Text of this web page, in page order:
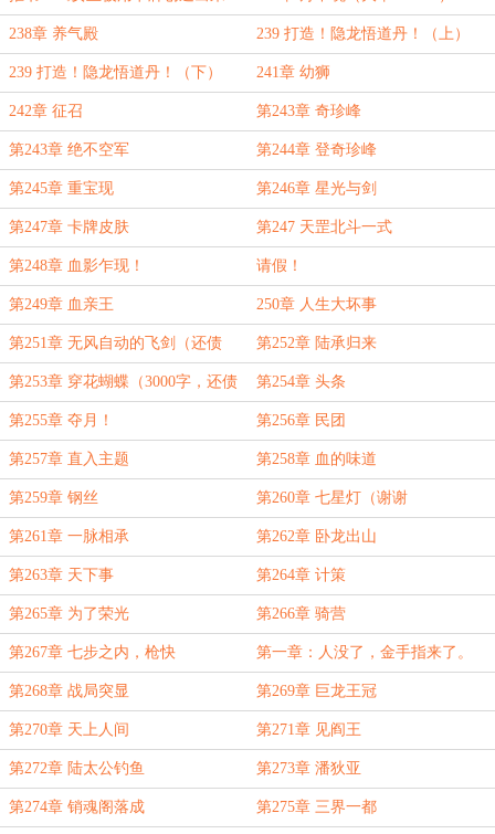
了》
238章 养气殿 239 打造！隐龙悟道丹！（上）
239 打造！隐龙悟道丹！（下） 241章 幼狮
242章 征召 第243章 奇珍峰
第243章 绝不空军 第244章 登奇珍峰
第245章 重宝现 第246章 星光与剑
第247章 卡牌皮肤 第247 天罡北斗一式
第248章 血影乍现！ 请假！
第249章 血亲王 250章 人生大坏事
第251章 无风自动的飞剑（还债
ing）
第252章 陆承归来
第253章 穿花蝴蝶（3000字，还债
ing）
第254章 头条
第255章 夺月！ 第256章 民团
第257章 直入主题 第258章 血的味道
第259章 钢丝 第260章 七星灯（谢谢
liuyuan6803、mel、萌讫贷老板）
第261章 一脉相承 第262章 卧龙出山
第263章 天下事 第264章 计策
第265章 为了荣光 第266章 骑营
第267章 七步之内，枪快 第一章：人没了，金手指来了。
第268章 战局突显 第269章 巨龙王冠
第270章 天上人间 第271章 见阎王
第272章 陆太公钓鱼 第273章 潘狄亚
第274章 销魂阁落成 第275章 三界一都